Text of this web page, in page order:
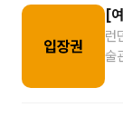
달
너무 많
요
[
런
술